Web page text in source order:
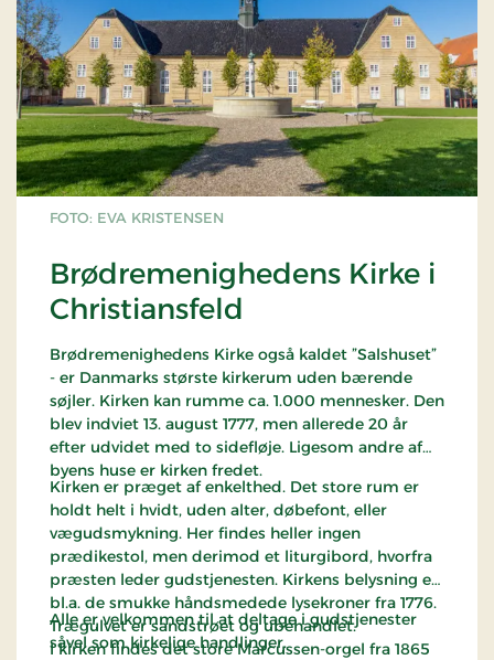
FOTO: EVA KRISTENSEN
Brødremenighedens Kirke i
Christiansfeld
Brødremenighedens Kirke også kaldet ”Salshuset”
- er Danmarks største kirkerum uden bærende
søjler. Kirken kan rumme ca. 1.000 mennesker. Den
blev indviet 13. august 1777, men allerede 20 år
efter udvidet med to sidefløje. Ligesom andre af
byens huse er kirken fredet.
Kirken er præget af enkelthed. Det store rum er
holdt helt i hvidt, uden alter, døbefont, eller
vægudsmykning. Her findes heller ingen
prædikestol, men derimod et liturgibord, hvorfra
præsten leder gudstjenesten. Kirkens belysning er
bl.a. de smukke håndsmedede lysekroner fra 1776.
Trægulvet er sandstrøet og ubehandlet.
I kirken findes det store Marcussen-orgel fra 1865
Alle er velkommen til at deltage i gudstjenester
såvel som kirkelige handlinger.